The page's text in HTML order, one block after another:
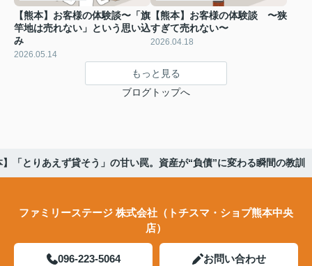
【熊本】お客様の体験談〜「旗
竿地は売れない」という思い込
み
2026.05.14
【熊本】お客様の体験談 〜狭
すぎて売れない〜
2026.04.18
もっと見る
ブログトップへ
】「とりあえず貸そう」の甘い罠。資産が“負債”に変わる瞬間の教訓
ファミリーステージ 株式会社（トチスマ・ショプ熊本中央
店）
096-223-5064 お問い合わせ